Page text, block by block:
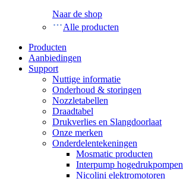
Naar de shop
Alle producten
Producten
Aanbiedingen
Support
Nuttige informatie
Onderhoud & storingen
Nozzletabellen
Draadtabel
Drukverlies en Slangdoorlaat
Onze merken
Onderdelentekeningen
Mosmatic producten
Interpump hogedrukpompen
Nicolini elektromotoren